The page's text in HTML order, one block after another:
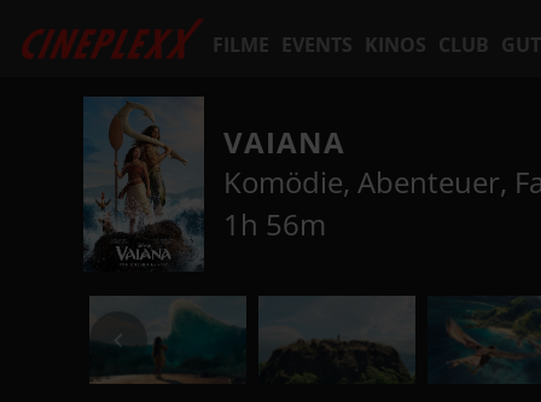
FILME EVENTS KINOS CLUB
VAIANA
Komödie, Abenteuer,
1h 56m